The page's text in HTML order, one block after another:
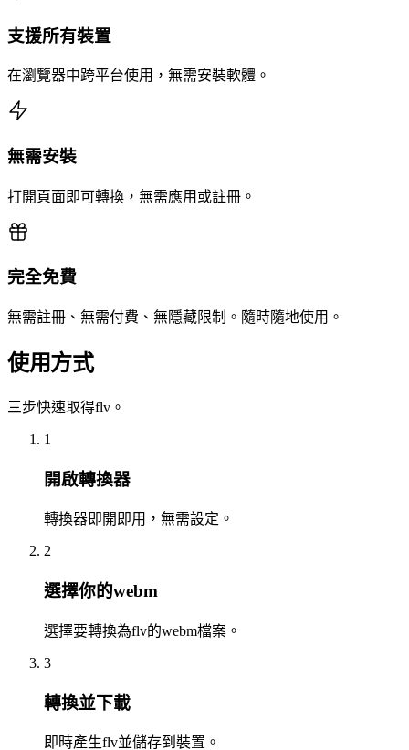
支援所有裝置
在瀏覽器中跨平台使用，無需安裝軟體。
無需安裝
打開頁面即可轉換，無需應用或註冊。
完全免費
無需註冊、無需付費、無隱藏限制。隨時隨地使用。
使用方式
三步快速取得flv。
1
開啟轉換器
轉換器即開即用，無需設定。
2
選擇你的webm
選擇要轉換為flv的webm檔案。
3
轉換並下載
即時產生flv並儲存到裝置。